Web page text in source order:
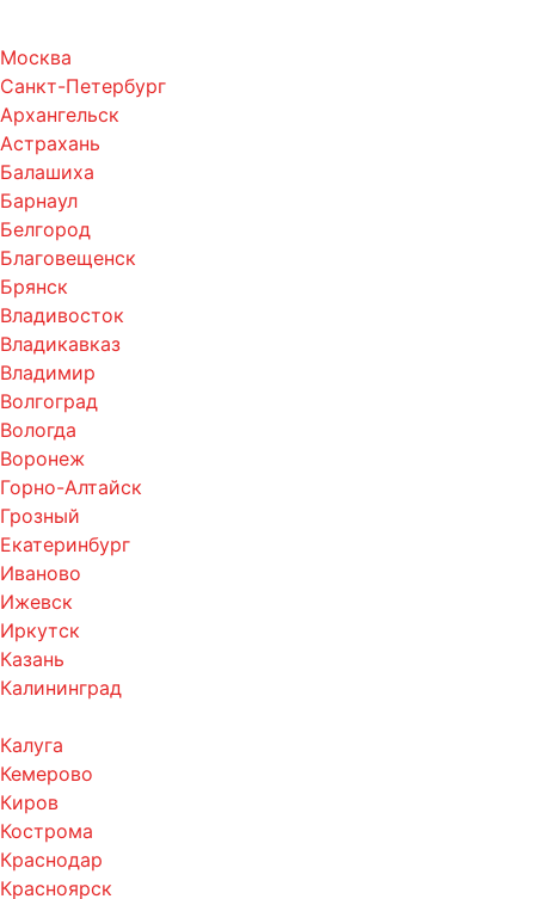
Москва
Санкт-Петербург
Архангельск
Астрахань
Балашиха
Барнаул
Белгород
Благовещенск
Брянск
Владивосток
Владикавказ
Владимир
Волгоград
Вологда
Воронеж
Горно-Алтайск
Грозный
Екатеринбург
Иваново
Ижевск
Иркутск
Казань
Калининград
Калуга
Кемерово
Киров
Кострома
Краснодар
Красноярск